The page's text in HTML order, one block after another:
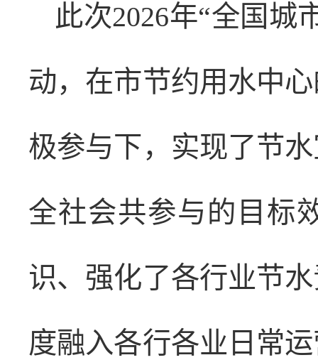
此次2026年“全国城
动，在市节约用水中
极参与下，实现了节
全社会共参与的目标
识、强化了各行业节
度融入各行各业日常